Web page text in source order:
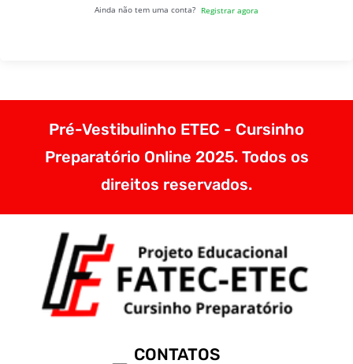
Ainda não tem uma conta? Registrar agora
Pré-Vestibulinho ETEC - Cursinho
Preparatório Online 2025. Todos os
direitos reservados.
CONTATOS